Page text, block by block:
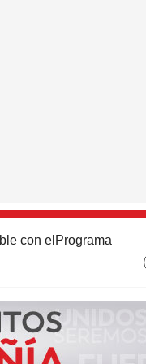
con el Programa